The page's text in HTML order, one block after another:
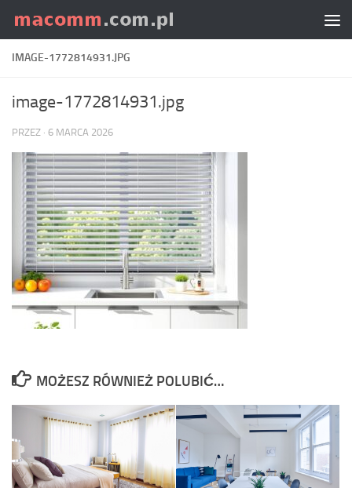
Skip to content
IMAGE-1772814931.JPG
image-1772814931.jpg
PRZEZ · 6 MARCA 2026
MOŻESZ RÓWNIEŻ POLUBIĆ…